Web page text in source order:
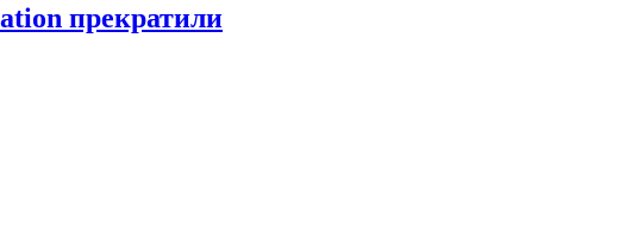
прекратили